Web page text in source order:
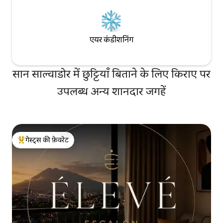
एयर कंडीशनिंग
सान साल्वाडोर में छुट्टियाँ बिताने के लिए किराए पर
उपलब्ध अन्य शानदार जगहें
गेस्ट्स का टॉप फ़ेवरेट
गेस्ट्स की फ़ेवरेट